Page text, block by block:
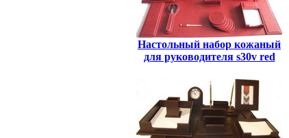
Настольный набор кожаный
для руководителя s30v red